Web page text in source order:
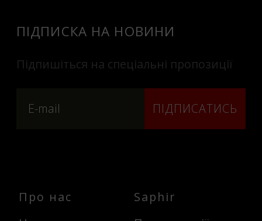
ПІДПИСКА НА НОВИНИ
Підпишіться на спеціальні пропозиції
ПІДПИСАТИСЬ
Про нас
Saphir